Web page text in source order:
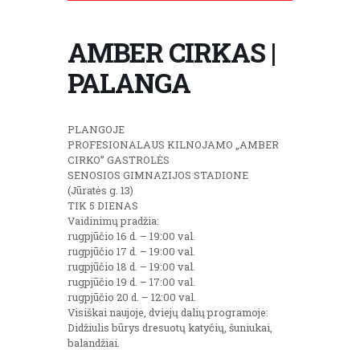
AMBER CIRKAS |
PALANGA
PLANGOJE
PROFESIONALAUS KILNOJAMO „AMBER
CIRKO” GASTROLĖS
SENOSIOS GIMNAZIJOS STADIONE
(Jūratės g. 13)
TIK 5 DIENAS
Vaidinimų pradžia:
rugpjūčio 16 d. – 19:00 val.
rugpjūčio 17 d. – 19:00 val.
rugpjūčio 18 d. – 19:00 val.
rugpjūčio 19 d. – 17:00 val.
rugpjūčio 20 d. – 12:00 val.
Visiškai naujoje, dviejų dalių programoje:
Didžiulis būrys dresuotų katyčių, šuniukai,
balandžiai.